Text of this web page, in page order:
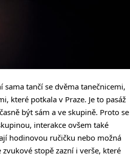
tančí se dvěma tanečnicemi,
které potkala v Praze. Je to pasáž
být sám a ve skupině. Proto se
interakce ovšem také
hodinovou ručičku nebo možná
stopě zazní i verše, které